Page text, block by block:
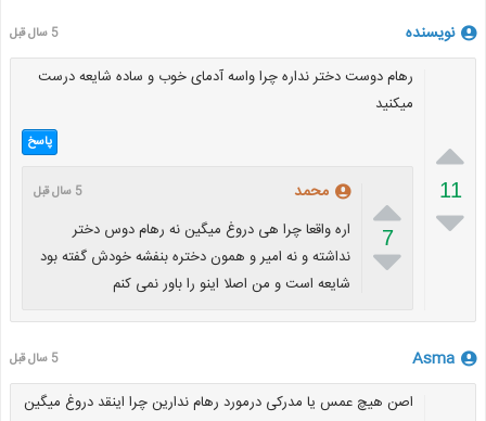
نویسنده 5 سال قبل

11

رهام دوست دختر نداره چرا واسه آدمای خوب و ساده شایعه درست
میکنید
پاسخ

7

محمد 5 سال قبل
اره واقعا چرا هی دروغ میگین نه رهام دوس دختر
نداشته و نه امیر و همون دختره بنفشه خودش گفته بود
شایعه است و من اصلا اینو را باور نمی کنم
Asma 5 سال قبل
اصن هیچ عمس یا مدرکی درمورد رهام ندارین چرا اینقد دروغ میگین